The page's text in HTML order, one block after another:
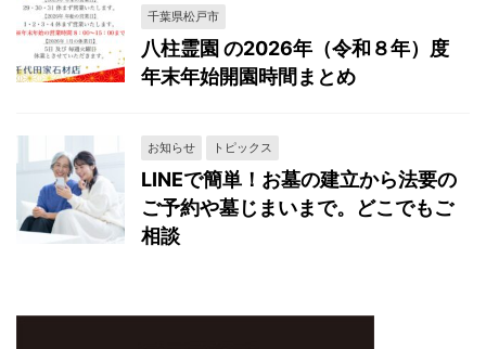
千葉県松戸市
八柱霊園 の2026年（令和８年）度
年末年始開園時間まとめ
お知らせ トピックス
LINEで簡単！お墓の建立から法要の
ご予約や墓じまいまで。どこでもご
相談